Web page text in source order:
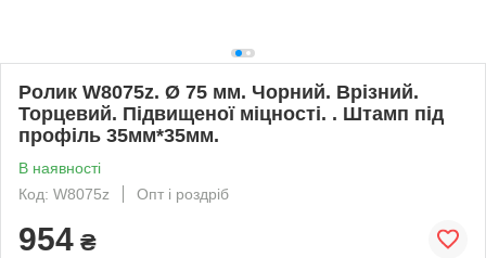
Ролик W8075z. Ø 75 мм. Чорний. Врізний.
Торцевий. Підвищеної міцності. . Штамп під
профіль 35мм*35мм.
В наявності
Код: W8075z
Опт і роздріб
954 ₴